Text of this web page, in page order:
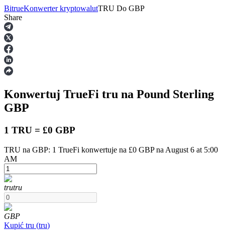
Kontrakty terminowe
Kontrakty terminowe na USDT
BitrueKonwerter kryptowalutTRU Do GBP
Share
Konwertuj TrueFi tru na Pound Sterling
GBP
1 TRU = £0 GBP
TRU na GBP: 1 TrueFi konwertuje na £0 GBP na August 6 at 5:00
AM
trutru
GBP
Kupić tru (tru)